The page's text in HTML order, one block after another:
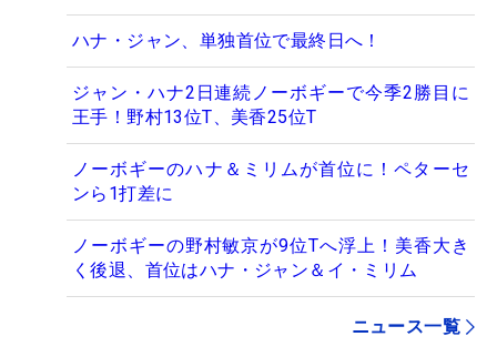
ハナ・ジャン、単独首位で最終日へ！
ジャン・ハナ2日連続ノーボギーで今季2勝目に
王手！野村13位T、美香25位T
ノーボギーのハナ＆ミリムが首位に！ペターセ
ンら1打差に
ノーボギーの野村敏京が9位Tへ浮上！美香大き
く後退、首位はハナ・ジャン＆イ・ミリム
ニュース一覧